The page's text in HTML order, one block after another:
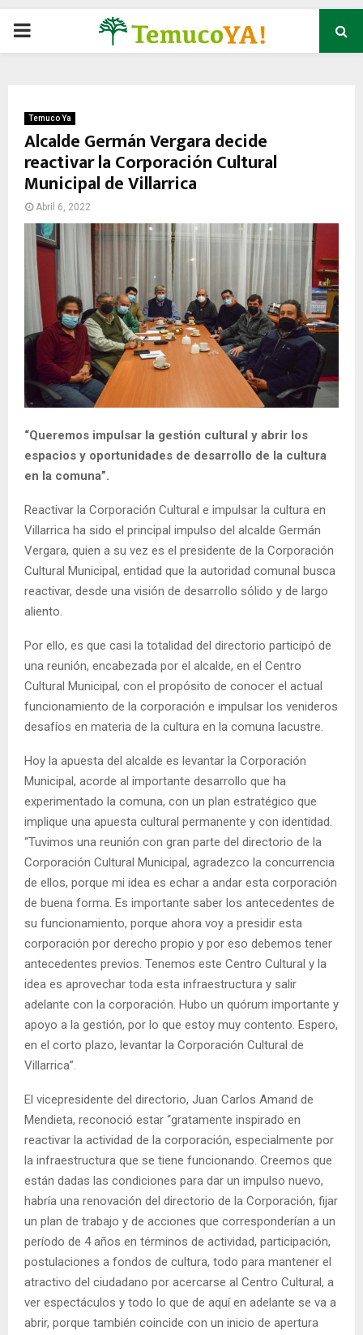
P
M
A
M
N
U
Temuco Ya
Alcalde Germán Vergara decide
reactivar la Corporación Cultural
Municipal de Villarrica
Abril 6, 2022
“Queremos impulsar la gestión cultural y abrir los
espacios y oportunidades de desarrollo de la cultura
en la comuna”.
Reactivar la Corporación Cultural e impulsar la cultura en
Villarrica ha sido el principal impulso del alcalde Germán
Vergara, quien a su vez es el presidente de la Corporación
Cultural Municipal, entidad que la autoridad comunal busca
reactivar, desde una visión de desarrollo sólido y de largo
aliento.
Por ello, es que casi la totalidad del directorio participó de
una reunión, encabezada por el alcalde, en el Centro
Cultural Municipal, con el propósito de conocer el actual
funcionamiento de la corporación e impulsar los venideros
desafíos en materia de la cultura en la comuna lacustre.
Hoy la apuesta del alcalde es levantar la Corporación
Municipal, acorde al importante desarrollo que ha
experimentado la comuna, con un plan estratégico que
implique una apuesta cultural permanente y con identidad.
“Tuvimos una reunión con gran parte del directorio de la
Corporación Cultural Municipal, agradezco la concurrencia
de ellos, porque mi idea es echar a andar esta corporación
de buena forma. Es importante saber los antecedentes de
su funcionamiento, porque ahora voy a presidir esta
corporación por derecho propio y por eso debemos tener
antecedentes previos. Tenemos este Centro Cultural y la
idea es aprovechar toda esta infraestructura y salir
adelante con la corporación. Hubo un quórum importante y
apoyo a la gestión, por lo que estoy muy contento. Espero,
en el corto plazo, levantar la Corporación Cultural de
Villarrica”.
El vicepresidente del directorio, Juan Carlos Amand de
Mendieta, reconoció estar “gratamente inspirado en
reactivar la actividad de la corporación, especialmente por
la infraestructura que se tiene funcionando. Creemos que
están dadas las condiciones para dar un impulso nuevo,
habría una renovación del directorio de la Corporación, fijar
un plan de trabajo y de acciones que corresponderían a un
período de 4 años en términos de actividad, participación,
postulaciones a fondos de cultura, todo para mantener el
atractivo del ciudadano por acercarse al Centro Cultural, a
ver espectáculos y todo lo que de aquí en adelante se va a
abrir, porque también coincide con un inicio de apertura